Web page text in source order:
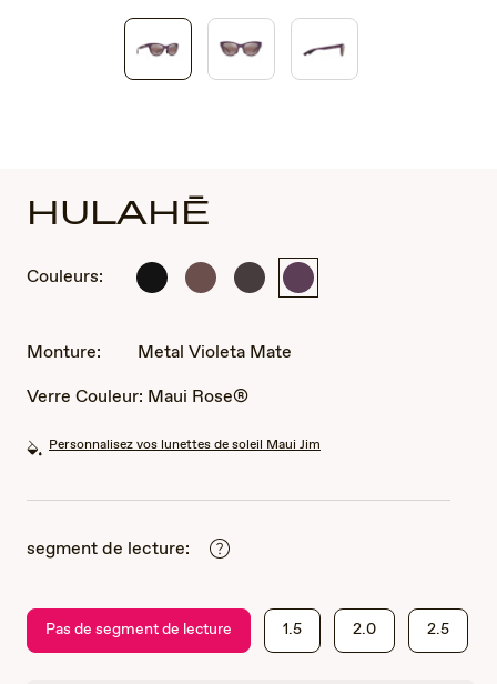
HULAHĒ
Couleurs:
Noir
Métal
Mat
Métal Metal
Monture:
Metal Violeta Mate
Verre Couleur: Maui Rose®
Personnalisez vos lunettes de soleil Maui Jim
segment de lecture:
Pas de segment de lecture 1.5 2.0 2.5